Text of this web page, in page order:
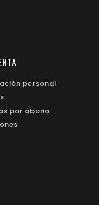
personal
por abono